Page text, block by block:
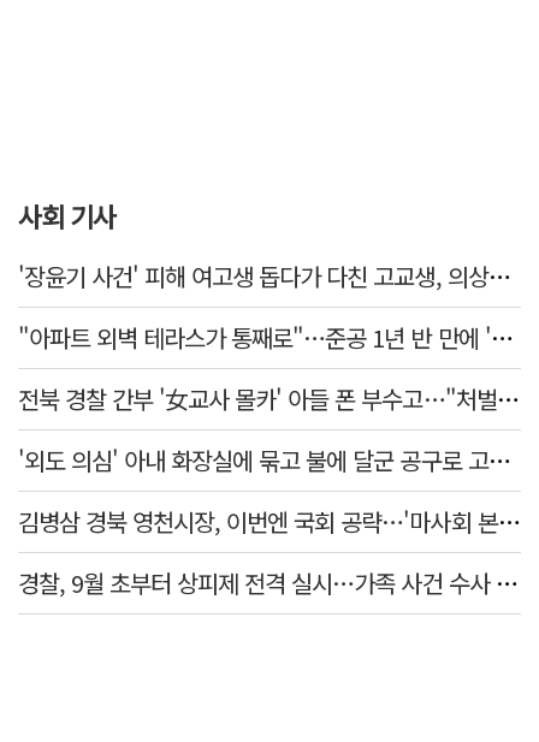
사회 기사
'장윤기 사건' 피해 여고생 돕다가 다친 고교생, 의상자 인정
"아파트 외벽 테라스가 통째로"…준공 1년 반 만에 '아찔 사고'
전북 경찰 간부 '女교사 몰카' 아들 폰 부수고…"처벌 못하는 사안" 내부망에 글
'외도 의심' 아내 화장실에 묶고 불에 달군 공구로 고문…남편 검거
김병삼 경북 영천시장, 이번엔 국회 공략…'마사회 본사 이전·광역교통망 확충' 요청
경찰, 9월 초부터 상피제 전격 실시…가족 사건 수사 못해